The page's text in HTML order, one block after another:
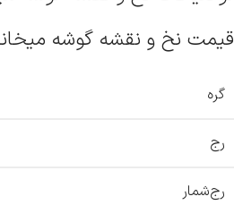
قیمت نخ و نقشه گوشه
گره
رج
رج‌شمار